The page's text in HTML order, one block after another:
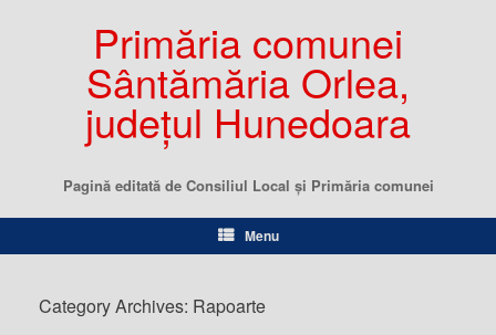
Primăria comunei
Sântămăria Orlea,
județul Hunedoara
Pagină editată de Consiliul Local şi Primăria comunei
Menu
Category Archives: Rapoarte